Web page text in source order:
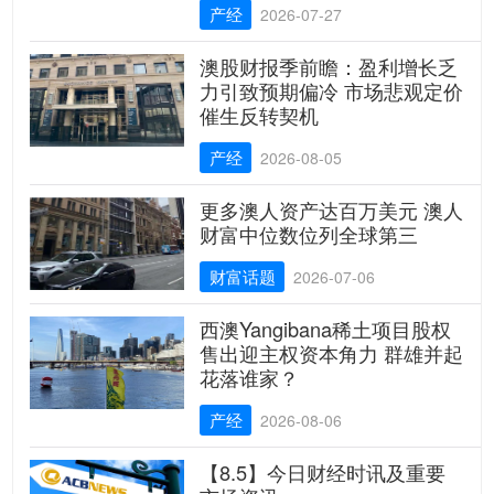
产经 2026-07-27
澳股财报季前瞻：盈利增长乏
力引致预期偏冷 市场悲观定价
催生反转契机
产经 2026-08-05
更多澳人资产达百万美元 澳人
财富中位数位列全球第三
财富话题 2026-07-06
西澳Yangibana稀土项目股权
售出迎主权资本角力 群雄并起
花落谁家？
产经 2026-08-06
【8.5】今日财经时讯及重要